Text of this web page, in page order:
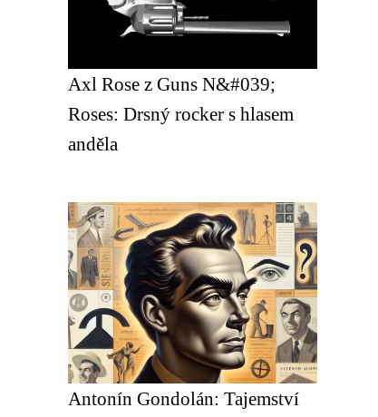
Axl Rose z Guns N&#039;
Roses: Drsný rocker s hlasem
anděla
Antonín Gondolán: Tajemství